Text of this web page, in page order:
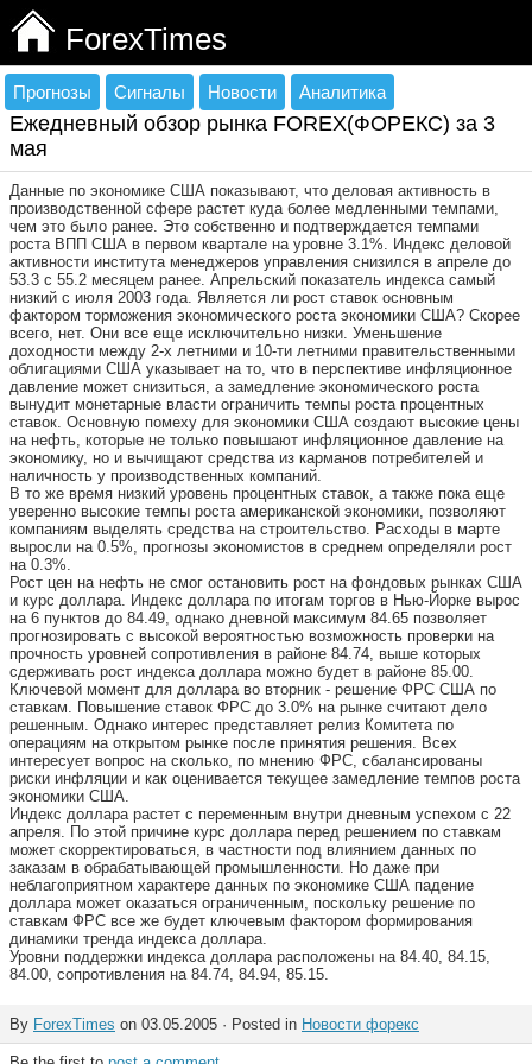
ForexTimes
Прогнозы Сигналы Новости Аналитика
Ежедневный обзор рынка FOREX(ФОРЕКС) за 3
мая
Данные по экономике США показывают, что деловая активность в
производственной сфере растет куда более медленными темпами,
чем это было ранее. Это собственно и подтверждается темпами
роста ВПП США в первом квартале на уровне 3.1%. Индекс деловой
активности института менеджеров управления снизился в апреле до
53.3 с 55.2 месяцем ранее. Апрельский показатель индекса самый
низкий с июля 2003 года. Является ли рост ставок основным
фактором торможения экономического роста экономики США? Скорее
всего, нет. Они все еще исключительно низки. Уменьшение
доходности между 2-х летними и 10-ти летними правительственными
облигациями США указывает на то, что в перспективе инфляционное
давление может снизиться, а замедление экономического роста
вынудит монетарные власти ограничить темпы роста процентных
ставок. Основную помеху для экономики США создают высокие цены
на нефть, которые не только повышают инфляционное давление на
экономику, но и вычищают средства из карманов потребителей и
наличность у производственных компаний.
В то же время низкий уровень процентных ставок, а также пока еще
уверенно высокие темпы роста американской экономики, позволяют
компаниям выделять средства на строительство. Расходы в марте
выросли на 0.5%, прогнозы экономистов в среднем определяли рост
на 0.3%.
Рост цен на нефть не смог остановить рост на фондовых рынках США
и курс доллара. Индекс доллара по итогам торгов в Нью-Йорке вырос
на 6 пунктов до 84.49, однако дневной максимум 84.65 позволяет
прогнозировать с высокой вероятностью возможность проверки на
прочность уровней сопротивления в районе 84.74, выше которых
сдерживать рост индекса доллара можно будет в районе 85.00.
Ключевой момент для доллара во вторник - решение ФРС США по
ставкам. Повышение ставок ФРС до 3.0% на рынке считают дело
решенным. Однако интерес представляет релиз Комитета по
операциям на открытом рынке после принятия решения. Всех
интересует вопрос на сколько, по мнению ФРС, сбалансированы
риски инфляции и как оценивается текущее замедление темпов роста
экономики США.
Индекс доллара растет с переменным внутри дневным успехом с 22
апреля. По этой причине курс доллара перед решением по ставкам
может скорректироваться, в частности под влиянием данных по
заказам в обрабатывающей промышленности. Но даже при
неблагоприятном характере данных по экономике США падение
доллара может оказаться ограниченным, поскольку решение по
ставкам ФРС все же будет ключевым фактором формирования
динамики тренда индекса доллара.
Уровни поддержки индекса доллара расположены на 84.40, 84.15,
84.00, сопротивления на 84.74, 84.94, 85.15.
By ForexTimes on 03.05.2005 · Posted in Новости форекс